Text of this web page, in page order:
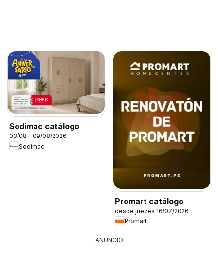
Sodimac catálogo
03/08 - 09/08/2026
Sodimac
Promart catálogo
desde jueves 16/07/2026
Promart
ANUNCIO